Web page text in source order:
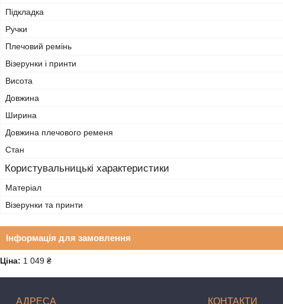
Підкладка
Ручки
Плечовий ремінь
Візерунки і принти
Висота
Довжина
Ширина
Довжина плечового ременя
Стан
Користувальницькі характеристики
Матеріал
Візерунки та принти
Інформація для замовлення
Ціна: 1 049 ₴